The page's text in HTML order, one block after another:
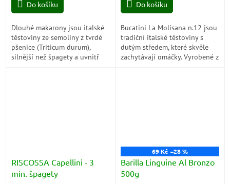
5
Do košíku
Dlouhé makarony jsou italské
těstoviny ze semoliny z tvrdé
pšenice (Triticum durum),
silnější než špagety a uvnitř
5
Do košíku
Bucatini La Molisana n.12 jsou
tradiční italské těstoviny s
dutým středem, které skvěle
zachytávají omáčky. Vyrobené z
RISCOSSA Capellini - 3
min. špagety
69 Kč –28 %
Barilla Linguine Al Bronzo
500g